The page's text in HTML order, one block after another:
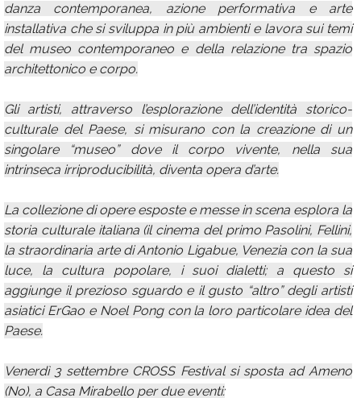
danza contemporanea, azione performativa e arte
installativa che si sviluppa in più ambienti e lavora sui temi
del museo contemporaneo e della relazione tra spazio
architettonico e corpo.
Gli artisti, attraverso l’esplorazione dell’identità storico-
culturale del Paese, si misurano con la creazione di un
singolare “museo” dove il corpo vivente, nella sua
intrinseca irriproducibilità, diventa opera d’arte.
La collezione di opere esposte e messe in scena esplora la
storia culturale italiana (il cinema del primo Pasolini, Fellini,
la straordinaria arte di Antonio Ligabue, Venezia con la sua
luce, la cultura popolare, i suoi dialetti; a questo si
aggiunge il prezioso sguardo e il gusto “altro” degli artisti
asiatici ErGao e Noel Pong con la loro particolare idea del
Paese.
Venerdì 3 settembre CROSS Festival si sposta ad Ameno
(No), a Casa Mirabello per due eventi: